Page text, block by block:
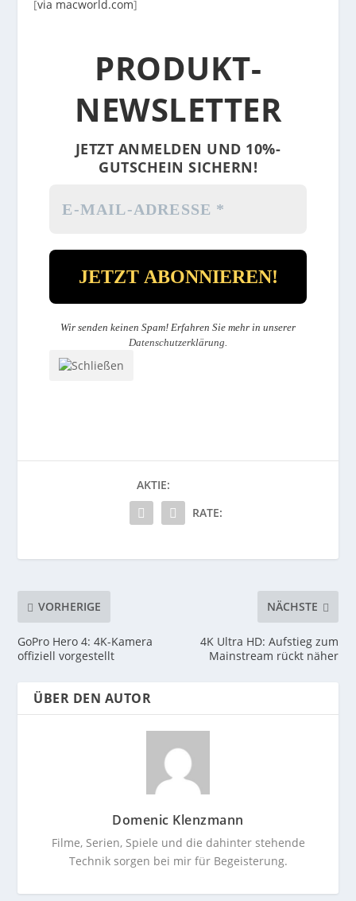
[via macworld.com]
PRODUKT-
NEWSLETTER
JETZT ANMELDEN UND 10%-
GUTSCHEIN SICHERN!
Wir senden keinen Spam! Erfahren Sie mehr in unserer
Datenschutzerklärung
AKTIE:
RATE:
VORHERIGE
GoPro Hero 4: 4K-Kamera
offiziell vorgestellt
NÄCHSTE
4K Ultra HD: Aufstieg zum
Mainstream rückt näher
ÜBER DEN AUTOR
Domenic Klenzmann
Filme, Serien, Spiele und die dahinter stehende
Technik sorgen bei mir für Begeisterung.